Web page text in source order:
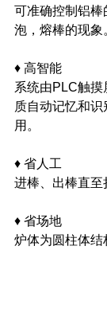
可准确控制铝棒
泡，熔棒的现象
♦ 高智能
系统由PLC触
质自动记忆和
用。
♦ 省人工
进棒、出棒直至
♦ 省场地
炉体为圆柱体结